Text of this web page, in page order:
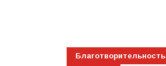
Благотворительность